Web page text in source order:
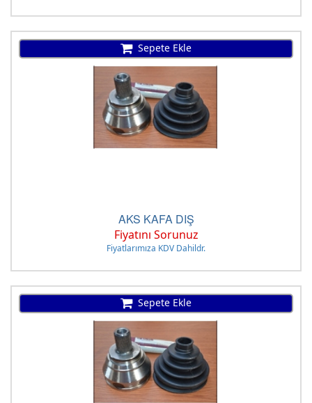
Sepete Ekle
AKS KAFA DIŞ
Fiyatını Sorunuz
Fiyatlarımıza KDV Dahildr.
Sepete Ekle